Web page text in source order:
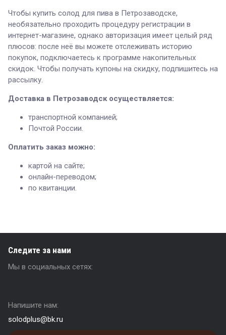
Чтобы купить солод для пива в Петрозаводске,
необязательно проходить процедуру регистрации в
интернет-магазине, однако авторизация имеет целый ряд
плюсов: после неё вы можете отслеживать историю
покупок, подключаетесь к программе накопительных
скидок. Чтобы получать купоны на скидку, подпишитесь на
рассылку.
Доставка в Петрозаводск осуществляется:
транспортной компанией;
Почтой России.
Оплатить заказ можно:
картой на сайте;
онлайн-переводом;
по квитанции.
Следите за нами
Мы в социальных сетях:
Напишите нам:
solodplus@bk.ru